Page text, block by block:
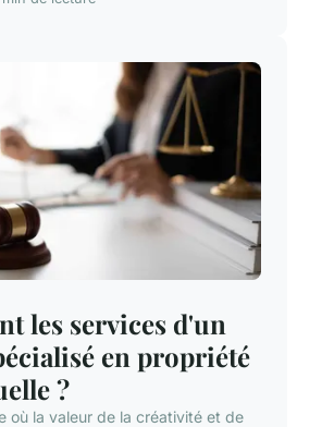
les services d'un
en propriété
?
où la valeur de la créativité et de